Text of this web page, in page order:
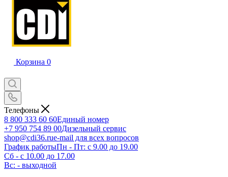
Корзина 0
Телефоны
8 800 333 60 60Единый номер
+7 950 754 89 00Дизельный сервис
shop@cdi36.rue-mail для всех вопросов
График работыПн - Пт: с 9.00 до 19.00
Сб - с 10.00 до 17.00
Вс: - выходной